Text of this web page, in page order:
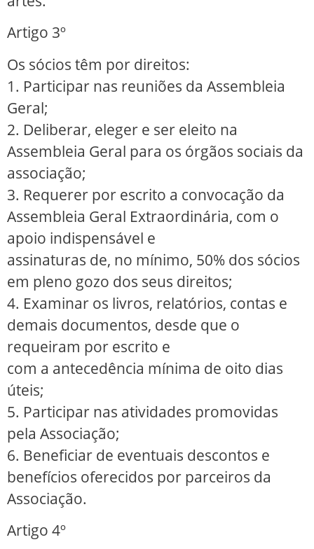
Artigo 3º
Os sócios têm por direitos:
1. Participar nas reuniões da Assembleia
Geral;
2. Deliberar, eleger e ser eleito na
Assembleia Geral para os órgãos sociais da
associação;
3. Requerer por escrito a convocação da
Assembleia Geral Extraordinária, com o
apoio indispensável e
assinaturas de, no mínimo, 50% dos sócios
em pleno gozo dos seus direitos;
4. Examinar os livros, relatórios, contas e
demais documentos, desde que o
requeiram por escrito e
com a antecedência mínima de oito dias
úteis;
5. Participar nas atividades promovidas
pela Associação;
6. Beneficiar de eventuais descontos e
benefícios oferecidos por parceiros da
Associação.
Artigo 4º